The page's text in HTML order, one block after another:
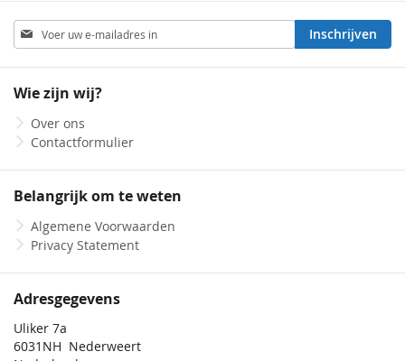
Abonneer
u
op
nieuwsbrief
Inschrijven
Wie zijn wij?
Over ons
Contactformulier
Belangrijk om te weten
Algemene Voorwaarden
Privacy Statement
Adresgegevens
Uliker 7a
6031NH Nederweert